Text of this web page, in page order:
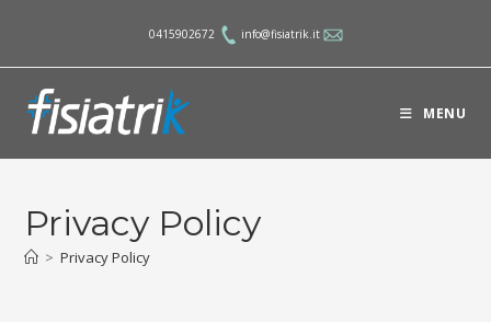
contenuto
0415902672 info@fisiatrik.it
MENU
Privacy Policy
> Privacy Policy